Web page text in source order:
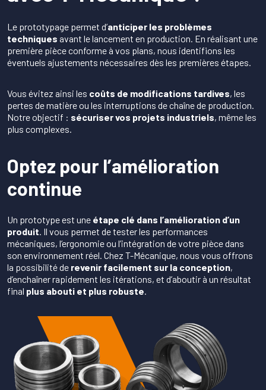
Le prototypage permet d’anticiper les problèmes
techniques avant le lancement en production. En réalisant une
première pièce conforme à vos plans, nous identifions les
éventuels ajustements nécessaires dès les premières étapes.
Vous évitez ainsi les coûts de modifications tardives, les
pertes de matière ou les interruptions de chaîne de production.
Notre objectif : sécuriser vos projets industriels, même les
plus complexes.
Optez pour l’amélioration
continue
Un prototype est une étape clé dans l’amélioration d’un
produit. Il vous permet de tester les performances
mécaniques, l’ergonomie ou l’intégration de votre pièce dans
son environnement réel. Chez T-Mécanique, nous vous offrons
la possibilité de revenir facilement sur la conception,
d’enchaîner rapidement les itérations, et d’aboutir à un résultat
final plus abouti et plus robuste.